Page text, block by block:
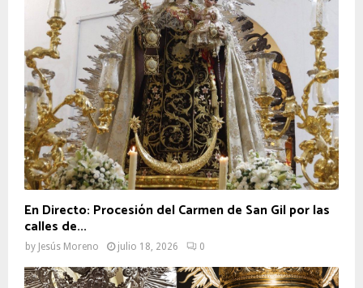
En Directo: Procesión del Carmen de San Gil por las
calles de...
by Jesús Moreno julio 18, 2026 0